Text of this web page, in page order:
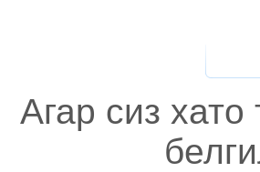
Агар сиз